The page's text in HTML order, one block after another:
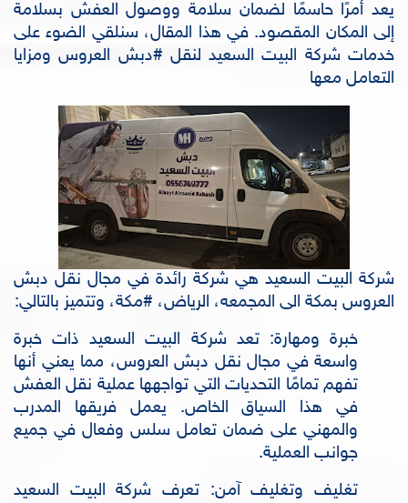
يعد أمرًا حاسمًا لضمان سلامة ووصول العفش بسلامة
إلى المكان المقصود. في هذا المقال، سنلقي الضوء على
خدمات شركة البيت السعيد لنقل #دبش العروس ومزايا
التعامل معها
شركة البيت السعيد هي شركة رائدة في مجال نقل دبش
العروس بمكة الى المجمعه، الرياض، #مكة، وتتميز بالتالي:
خبرة ومهارة: تعد شركة البيت السعيد ذات خبرة
واسعة في مجال نقل دبش العروس، مما يعني أنها
تفهم تمامًا التحديات التي تواجهها عملية نقل العفش
في هذا السياق الخاص. يعمل فريقها المدرب
والمهني على ضمان تعامل سلس وفعال في جميع
جوانب العملية.
تغليف وتغليف آمن: تعرف شركة البيت السعيد